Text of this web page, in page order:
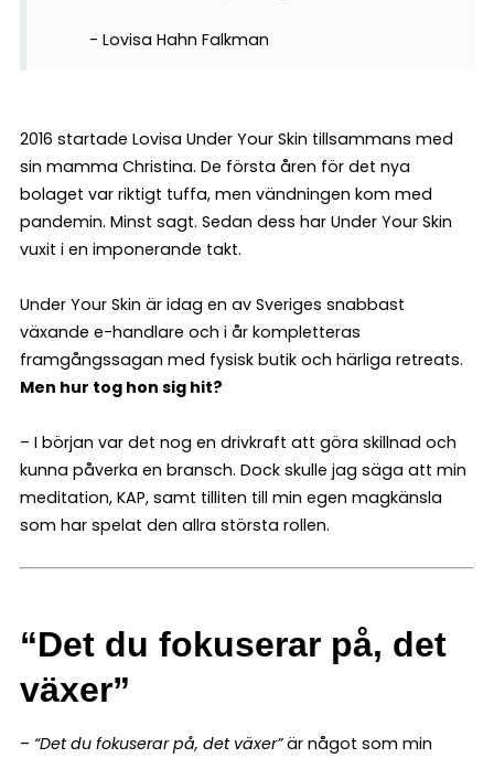
Lovisa Hahn Falkman
2016 startade Lovisa Under Your Skin tillsammans med
sin mamma Christina. De första åren för det nya
bolaget var riktigt tuffa, men vändningen kom med
pandemin. Minst sagt. Sedan dess har Under Your Skin
vuxit i en imponerande takt.
Under Your Skin är idag en av Sveriges snabbast
växande e-handlare och i år kompletteras
framgångssagan med fysisk butik och härliga retreats.
Men hur tog hon sig hit?
– I början var det nog en drivkraft att göra skillnad och
kunna påverka en bransch. Dock skulle jag säga att min
meditation, KAP, samt tilliten till min egen magkänsla
som har spelat den allra största rollen.
“Det du fokuserar på, det
växer”
– “Det du fokuserar på, det växer”är något som min